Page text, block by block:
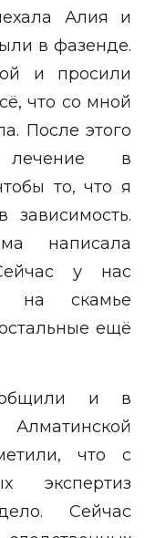
Алия и
в фазенде.
и просили
что со мной
После этого
в
то, что я
написала
у нас
на скамье
ещё
и в
что с
экспертиз
Сейчас